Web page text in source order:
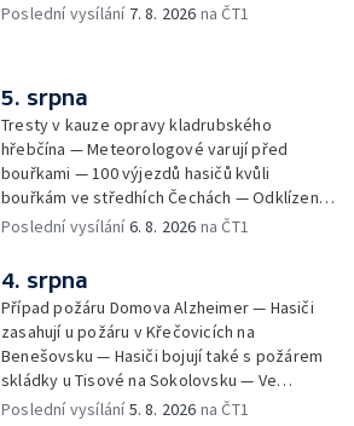
Poslední vysílání 7. 8. 2026 na ČT1
5. srpna
Tresty v kauze opravy kladrubského
hřebčína — Meteorologové varují před
bouřkami — 100 výjezdů hasičů kvůli
bouřkám ve středhích Čechách — Odklízení
škod po bouřkách — Hasiči likvidovali
Václavském náměstí — Necelý kilometr řeky
Otavy u šumavského Annína je téměř bez
vody — Pátrání po dvou mužích na jezeře
Most — Tábor pro děti odsouzených — Tábor
pomáhá dětem orientovat se na trhu práce
— Začal festival Brutal Assault — Cyklysta
spadl v Karlvoych Varech do řeky —
Poslední vysílání6. 8. 2026 na ČT1
4. srpna
Případ požáru Domova Alzheimer — Hasiči
zasahují u požáru v Křečovicích na
Benešovsku — Hasiči bojují také s požárem
skládky u Tisové na Sokolovsku — Ve
Strážnici na Hodonínsku padl další teplotní
Poslední vysílání5. 8. 2026 na ČT1